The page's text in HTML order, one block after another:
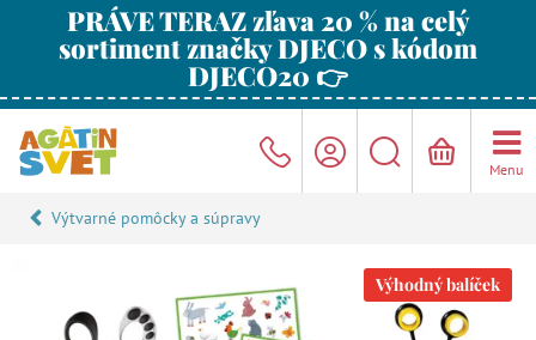
PRÁVE TERAZ zľava 20 % na celý
sortiment značky DJECO s kódom
DJECO20 👉
Menu
Výtvarné pomôcky a súpravy
Výhodný balíček